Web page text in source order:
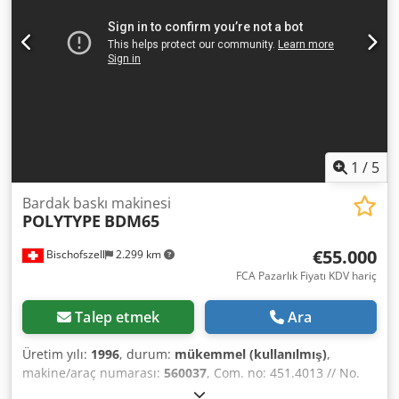
35 mm Maks. eğim: 10 derece Dcsdpfx Afjn D E A Tjhek
Üretim hızı, bardak boyutuna, kaliteye ve hammaddelere
bağlı olarak, UV kurutma ile: saatte 24.000 bardağa kadar
1 / 5
Bischofszell 2.299 km
Bardak baskı makinesi
POLYTYPE BDM65
€55.000
FCA Pazarlık Fiyatı KDV hariç
Talep etmek Ara
Üretim yılı: 1996, durum: mükemmel (kullanılmış),
makine/araç numarası: 560037, Com. no: 451.4013 // No.
2620 Renkler: 6 // Kapasite: saatte 36.000 bardağa kadar